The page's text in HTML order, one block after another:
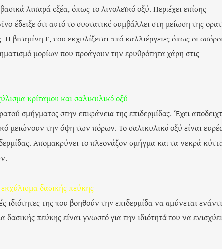
λιπαρά οξέα, όπως το λινολεϊκό οξύ. Περιέχει επίσης
έδειξε ότι αυτό το συστατικό συμβάλλει στη μείωση της
Η βιταμίνη Ε, που εκχυλίζεται από καλλιέργειες όπως οι
μορίων που προάγουν την ερυθρότητα χάρη στις
κρίταμου και σαλικυλικό οξύ
σμήγματος στην επιφάνεια της επιδερμίδας. Έχει
μειώνουν την όψη των πόρων. Το σαλικυλικό οξύ είναι
Απομακρύνει το πλεονάζον σμήγμα και τα νεκρά
δασικής πεύκης
ιδιότητες της που βοηθούν την επιδερμίδα να αμύνεται
δασικής πεύκης είναι γνωστό για την ιδιότητά του να